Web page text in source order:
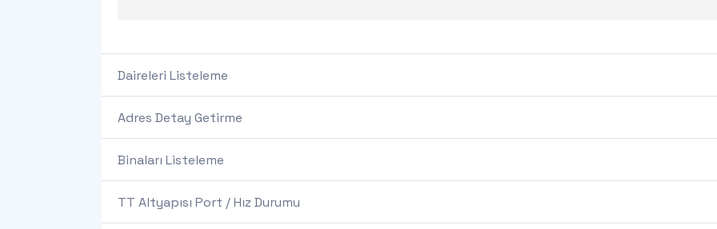
Daireleri Listeleme
Adres Detay Getirme
Binaları Listeleme
TT Altyapısı Port / Hız Durumu